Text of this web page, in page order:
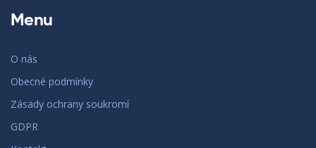
Menu
O nás
Obecné podmínky
Zásady ochrany soukromí
GDPR